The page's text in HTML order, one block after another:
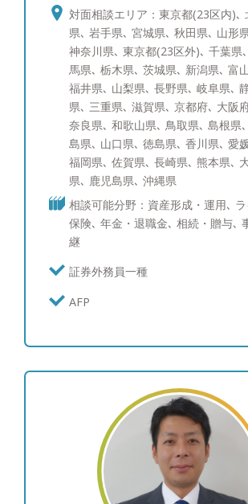
た。 その後総合金融代理店を創業し
シャルプランナーとして幅広いお客様
に向き合って参りました。 このよう
産運用のご相談はもちろんのこと、将
や節税対策など幅広い解決策をご提
お客様に寄り添い、中立的立場からフ
でお話させていただきます。セカンド
してでも構いませんので、まずはお気
ださい。 ●得意な商品・サービス 日
型株）、日本株式（大型株）、米国株
券、社債、仕組債、投資信託、ポート
サルティング、生命保険 ●趣味 車、教
の勉強、グルメ、ゴルフ、ワインを飲
計・装飾品 ※ゴルフのスコア：100
対面相談エリア：東京都(23区内)､
県､ 岩手県､ 宮城県､ 秋田県､ 山形
神奈川県､ 東京都(23区外)､ 千葉県
馬県､ 栃木県､ 茨城県､ 新潟県､ 富
福井県､ 山梨県､ 長野県､ 岐阜県､
県､ 三重県､ 滋賀県､ 京都府､ 大阪
奈良県､ 和歌山県､ 鳥取県､ 島根県
島県､ 山口県､ 徳島県､ 香川県､ 愛
福岡県､ 佐賀県､ 長崎県､ 熊本県､
県､ 鹿児島県､ 沖縄県
相談可能分野：資産形成・運用､
保険､ 年金・退職金､ 相続・贈与､
継
証券外務員一種
AFP